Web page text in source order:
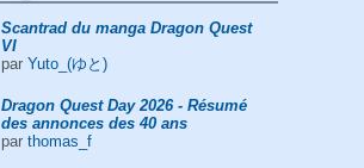
Scantrad du manga Dragon Quest
VI
par Yuto_(ゆと)
Dragon Quest Day 2026 - Résumé
des annonces des 40 ans
par thomas_f